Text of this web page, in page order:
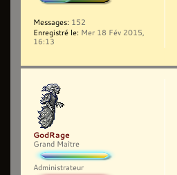
Messages: 152
Enregistré le: Mer 18 Fév 2015,
16:13
GodRage
Grand Maître
Administrateur